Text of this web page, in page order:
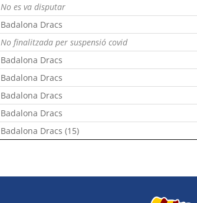
No es va disputar
Badalona Dracs
No finalitzada per suspensió covid
Badalona Dracs
Badalona Dracs
Badalona Dracs
Badalona Dracs
Badalona Dracs (15)